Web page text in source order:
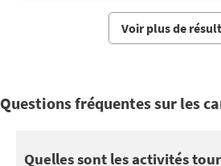
Voir plus de
Questions fréquentes sur les
Quelles sont les activités
Pénestin se trouve à proximité de